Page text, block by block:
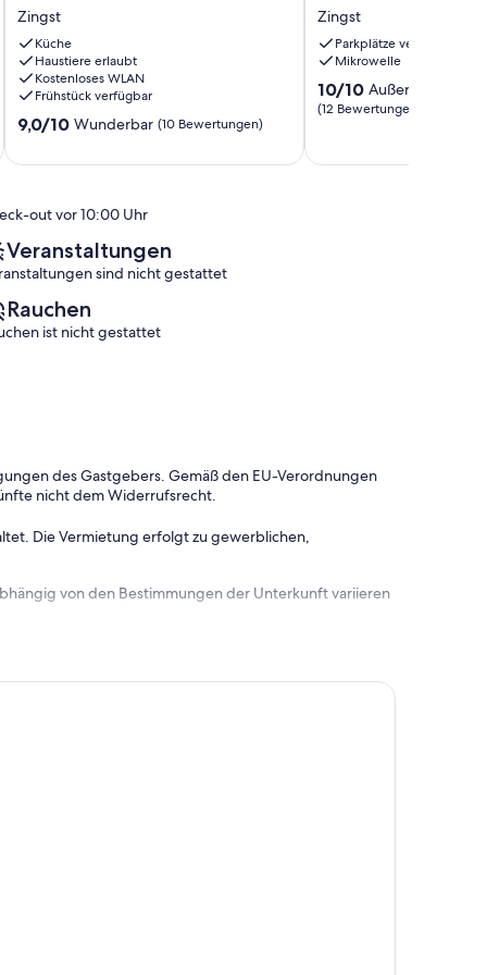
OG
Haus
Stranddistel,
schönes
Studio
für
Personen
Zingst
Zingst
Küche
Haustiere erlaubt
Kostenloses WLAN
Frühstück verfügbar
9.0
10,
Bewertungen)
9,0/10 Wunderbar (10 Bewertungen)
mit
36m²
in
Ostseeheilbad
Zingst
(21627)
Zingst
Parkplätze verfügbar
Mikrowelle
10.0
von
(12
10/10
(12 Bewertungen)
out vor 10:00 Uhr
Veranstaltungen
sind nicht gestattet
Rauchen
ist nicht gestattet
des Gastgebers. Gemäß den EU-Verordnungen
nicht dem Widerrufsrecht.
Die Vermietung erfolgt zu gewerblichen,
von den Bestimmungen der Unterkunft variieren